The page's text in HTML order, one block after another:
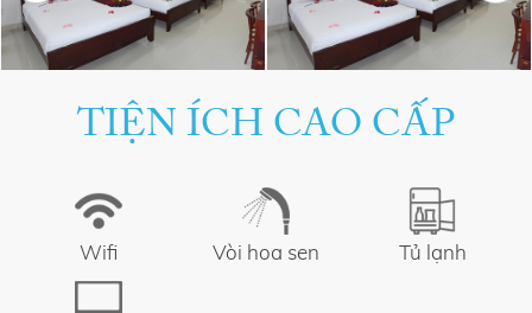
TIỆN ÍCH CAO CẤP
Wifi Vòi hoa sen Tủ lạnh